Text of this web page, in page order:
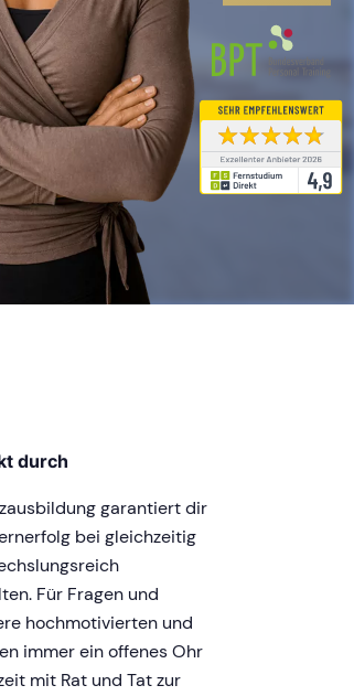
durch
garantiert dir
bei gleichzeitig
Für Fragen und
hochmotivierten und
immer ein offenes Ohr
mit Rat und Tat zur